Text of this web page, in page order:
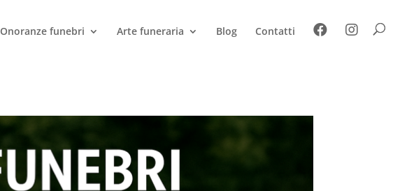
Onoranze funebri Arte funeraria Blog Contatti